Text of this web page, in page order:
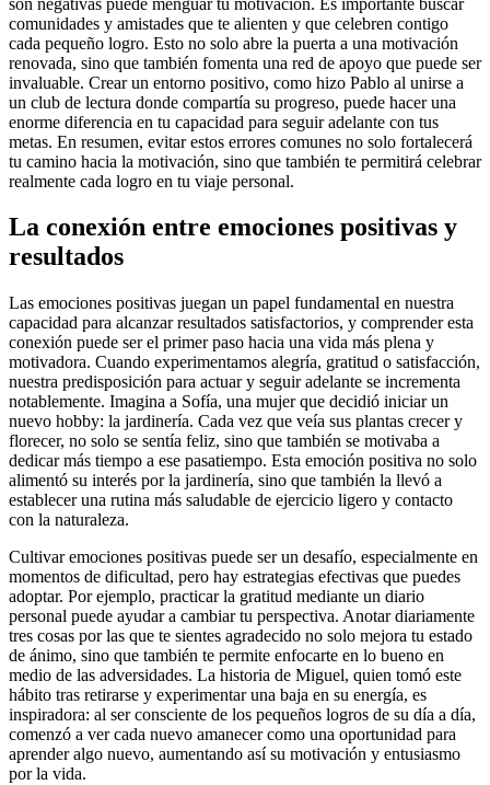
comunidades y amistades que te alienten y que celebren contigo
cada pequeño logro. Esto no solo abre la puerta a una motivación
renovada, sino que también fomenta una red de apoyo que puede ser
invaluable. Crear un entorno positivo, como hizo Pablo al unirse a
un club de lectura donde compartía su progreso, puede hacer una
enorme diferencia en tu capacidad para seguir adelante con tus
metas. En resumen, evitar estos errores comunes no solo fortalecerá
tu camino hacia la motivación, sino que también te permitirá celebrar
realmente cada logro en tu viaje personal.
La conexión entre emociones positivas y
resultados
Las emociones positivas juegan un papel fundamental en nuestra
capacidad para alcanzar resultados satisfactorios, y comprender esta
conexión puede ser el primer paso hacia una vida más plena y
motivadora. Cuando experimentamos alegría, gratitud o satisfacción,
nuestra predisposición para actuar y seguir adelante se incrementa
notablemente. Imagina a Sofía, una mujer que decidió iniciar un
nuevo hobby: la jardinería. Cada vez que veía sus plantas crecer y
florecer, no solo se sentía feliz, sino que también se motivaba a
dedicar más tiempo a ese pasatiempo. Esta emoción positiva no solo
alimentó su interés por la jardinería, sino que también la llevó a
establecer una rutina más saludable de ejercicio ligero y contacto
con la naturaleza.
Cultivar emociones positivas puede ser un desafío, especialmente en
momentos de dificultad, pero hay estrategias efectivas que puedes
adoptar. Por ejemplo, practicar la gratitud mediante un diario
personal puede ayudar a cambiar tu perspectiva. Anotar diariamente
tres cosas por las que te sientes agradecido no solo mejora tu estado
de ánimo, sino que también te permite enfocarte en lo bueno en
medio de las adversidades. La historia de Miguel, quien tomó este
hábito tras retirarse y experimentar una baja en su energía, es
inspiradora: al ser consciente de los pequeños logros de su día a día,
comenzó a ver cada nuevo amanecer como una oportunidad para
aprender algo nuevo, aumentando así su motivación y entusiasmo
por la vida.